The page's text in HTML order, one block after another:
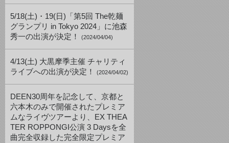
5/18(土)・19(日)「第5回 The乾麺
グランプリ in Tokyo 2024」に池森
秀一の出演が決定！
(2024/04/04)
4/13(土) 大黒摩季主催 チャリティ
ライブへの出演が決定！
(2024/04/02)
DEEN30周年を記念して、京都と
六本木のみで開催されたプレミア
ムなライヴツアーより、EX THEA
TER ROPPONGI公演 3 Daysを全
曲完全収録した完全限定プレミア